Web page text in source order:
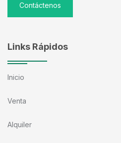
Contáctenos
Links Rápidos
Inicio
Venta
Alquiler